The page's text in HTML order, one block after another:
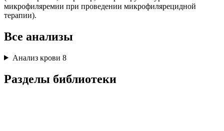
микрофиляремии при проведении микрофилярецидной
терапии).
Все анализы
Анализ крови 8
Разделы библиотеки